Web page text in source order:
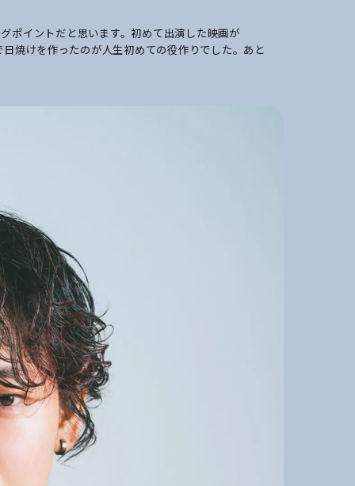
ポイントだと思います。初めて出演した映画が
焼けを作ったのが人生初めての役作りでした。あと